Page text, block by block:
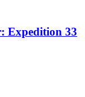
Expedition 33